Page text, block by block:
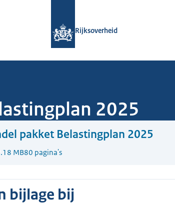
Rijksoverheid
2025
pakket Belastingplan 2025
MB80 pagina's
bijlage bij